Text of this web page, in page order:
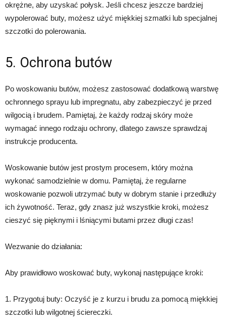
okrężne, aby uzyskać połysk. Jeśli chcesz jeszcze bardziej
wypolerować buty, możesz użyć miękkiej szmatki lub specjalnej
szczotki do polerowania.
5. Ochrona butów
Po woskowaniu butów, możesz zastosować dodatkową warstwę
ochronnego sprayu lub impregnatu, aby zabezpieczyć je przed
wilgocią i brudem. Pamiętaj, że każdy rodzaj skóry może
wymagać innego rodzaju ochrony, dlatego zawsze sprawdzaj
instrukcje producenta.
Woskowanie butów jest prostym procesem, który można
wykonać samodzielnie w domu. Pamiętaj, że regularne
woskowanie pozwoli utrzymać buty w dobrym stanie i przedłuży
ich żywotność. Teraz, gdy znasz już wszystkie kroki, możesz
cieszyć się pięknymi i lśniącymi butami przez długi czas!
Wezwanie do działania:
Aby prawidłowo woskować buty, wykonaj następujące kroki:
1. Przygotuj buty: Oczyść je z kurzu i brudu za pomocą miękkiej
szczotki lub wilgotnej ściereczki.